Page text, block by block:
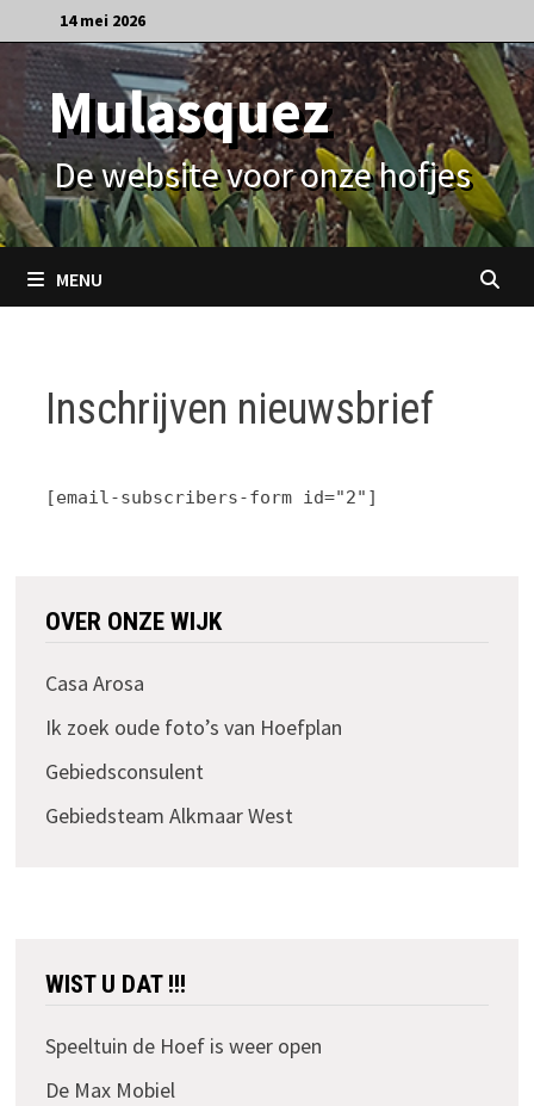
naar
inhoud
14 mei 2026
Mulasquez
De website voor onze hofjes
MENU
Inschrijven nieuwsbrief
[email-subscribers-form id="2"]
OVER ONZE WIJK
Casa Arosa
Ik zoek oude foto’s van Hoefplan
Gebiedsconsulent
Gebiedsteam Alkmaar West
WIST U DAT !!!
Speeltuin de Hoef is weer open
De Max Mobiel